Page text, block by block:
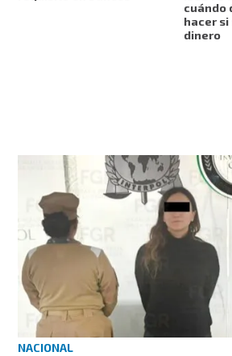
cuándo
hacer si
dinero
NACIONAL